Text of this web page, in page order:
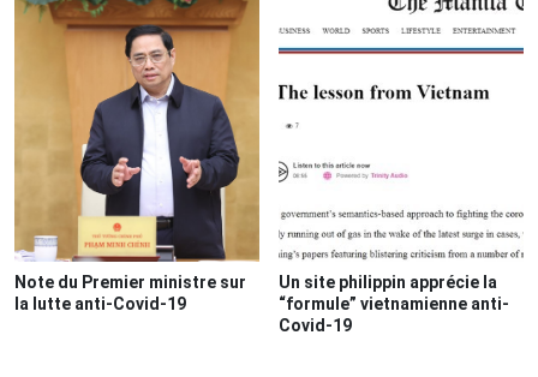
Note du Premier ministre sur
la lutte anti-Covid-19
Un site philippin apprécie la
“formule” vietnamienne anti-
Covid-19